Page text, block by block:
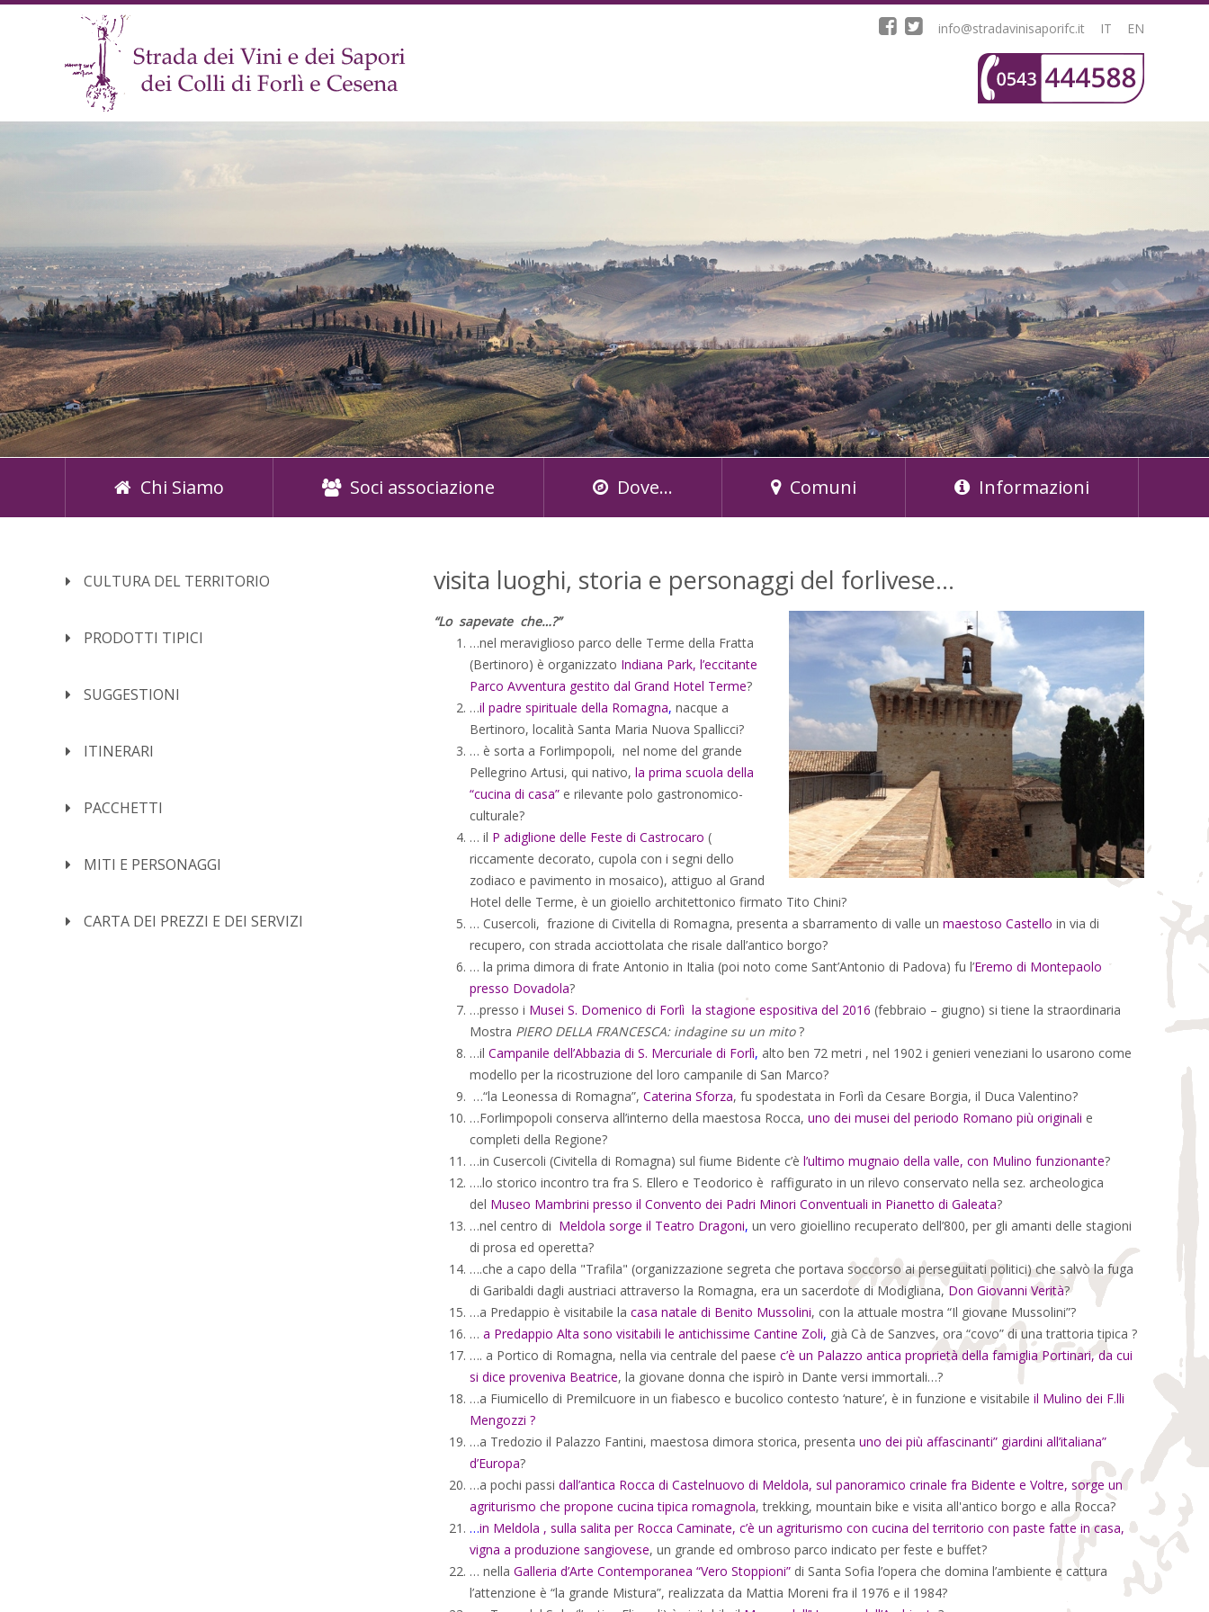
info@stradavinisaporifc.it IT EN
Chi Siamo Soci associazione Dove... Comuni Informazioni
CULTURA DEL TERRITORIO
PRODOTTI TIPICI
SUGGESTIONI
ITINERARI
PACCHETTI
MITI E PERSONAGGI
CARTA DEI PREZZI E DEI SERVIZI
visita luoghi, storia e personaggi del forlivese…
“Lo sapevate che…?”
…nel meraviglioso parco delle Terme della Fratta
(Bertinoro) è organizzato Indiana Park, l’eccitante
Parco Avventura gestito dal Grand Hotel Terme?
…il padre spirituale della Romagna, nacque a
Bertinoro, località Santa Maria Nuova Spallicci?
… è sorta a Forlimpopoli, nel nome del grande
Pellegrino Artusi, qui nativo, la prima scuola della
“cucina di casa” e rilevante polo gastronomico-
culturale?
… il P adiglione delle Feste di Castrocaro (
riccamente decorato, cupola con i segni dello
zodiaco e pavimento in mosaico), attiguo al Grand
Hotel delle Terme, è un gioiello architettonico firmato Tito Chini?
… Cusercoli, frazione di Civitella di Romagna, presenta a sbarramento di valle un maestoso Castello in via di
recupero, con strada acciottolata che risale dall’antico borgo?
… la prima dimora di frate Antonio in Italia (poi noto come Sant’Antonio di Padova) fu l’Eremo di Montepaolo
presso Dovadola?
…presso i Musei S. Domenico di Forlì la stagione espositiva del 2016 (febbraio – giugno) si tiene la straordinaria
Mostra PIERO DELLA FRANCESCA: indagine su un mito?
…il Campanile dell’Abbazia di S. Mercuriale di Forlì, alto ben 72 metri , nel 1902 i genieri veneziani lo usarono come
modello per la ricostruzione del loro campanile di San Marco?
…“la Leonessa di Romagna”, Caterina Sforza, fu spodestata in Forlì da Cesare Borgia, il Duca Valentino?
…Forlimpopoli conserva all’interno della maestosa Rocca, uno dei musei del periodo Romano più originali e
completi della Regione?
…in Cusercoli (Civitella di Romagna) sul fiume Bidente c’è l’ultimo mugnaio della valle, con Mulino funzionante?
….lo storico incontro tra fra S. Ellero e Teodorico è raffigurato in un rilevo conservato nella sez. archeologica
del Museo Mambrini presso il Convento dei Padri Minori Conventuali in Pianetto di Galeata?
…nel centro di Meldola sorge il Teatro Dragoni, un vero gioiellino recuperato dell’800, per gli amanti delle stagioni
di prosa ed operetta?
….che a capo della "Trafila" (organizzazione segreta che portava soccorso ai perseguitati politici) che salvò la fuga
di Garibaldi dagli austriaci attraverso la Romagna, era un sacerdote di Modigliana,Don Giovanni Verità?
…a Predappio è visitabile la casa natale di Benito Mussolini, con la attuale mostra “Il giovane Mussolini”?
… a Predappio Alta sono visitabili le antichissime Cantine Zoli, già Cà de Sanzves, ora “covo” di una trattoria tipica ?
…. a Portico di Romagna, nella via centrale del paese c’è un Palazzo antica proprietà della famiglia Portinari, da cui
si dice proveniva Beatrice, la giovane donna che ispirò in Dante versi immortali…?
…a Fiumicello di Premilcuore in un fiabesco e bucolico contesto ‘nature’, è in funzione e visitabile il Mulino dei F.lli
Mengozzi ?
…a Tredozio il Palazzo Fantini, maestosa dimora storica, presenta uno dei più affascinanti” giardini all’italiana”
d’Europa?
…a pochi passi dall’antica Rocca di Castelnuovo di Meldola, sul panoramico crinale fra Bidente e Voltre, sorge un
agriturismo che propone cucina tipica romagnola, trekking, mountain bike e visita all'antico borgo e alla Rocca?
…in Meldola , sulla salita per Rocca Caminate, c’è un agriturismo con cucina del territorio con paste fatte in casa,
vigna a produzione sangiovese, un grande ed ombroso parco indicato per feste e buffet?
… nella Galleria d’Arte Contemporanea “Vero Stoppioni” di Santa Sofia l’opera che domina l’ambiente e cattura
l’attenzione è “la grande Mistura”, realizzata da Mattia Moreni fra il 1976 e il 1984?